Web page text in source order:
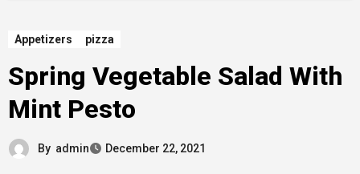
Appetizers pizza
Spring Vegetable Salad With
Mint Pesto
By admin December 22, 2021